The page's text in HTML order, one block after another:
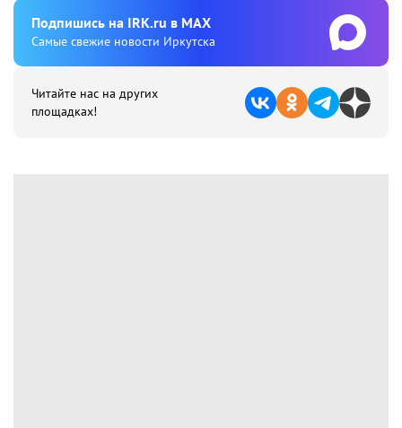
Подпишиcь на IRK.ru в MAX
Cамые свежие новости Иркутска
Читайте нас на других
площадках!